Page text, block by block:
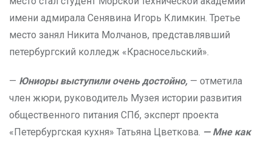
имени адмирала Сенявина Игорь Климкин. Третье
место занял Никита Молчанов, представлявший
петербургский колледж «Красносельский».
— Юниоры выступили очень достойно, — отметила
член жюри, руководитель Музея истории развития
общественного питания СПб, эксперт проекта
«Петербургская кухня» Татьяна Цветкова. — Мне как